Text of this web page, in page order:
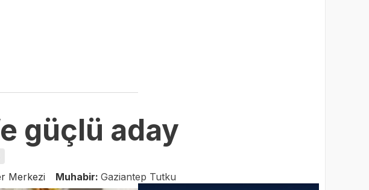
güçlü aday
Merkezi Muhabir: Gaziantep Tutku